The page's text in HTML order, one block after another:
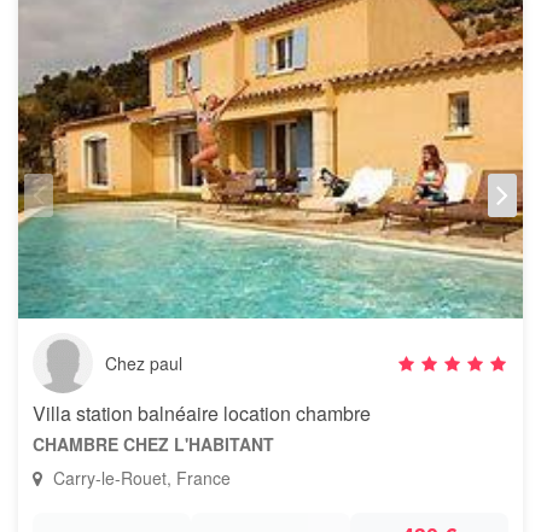
Chez paul
Villa station balnéaire location chambre
CHAMBRE CHEZ L'HABITANT
Carry-le-Rouet, France